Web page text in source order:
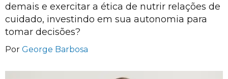
demais e exercitar a ética de nutrir relações de
cuidado, investindo em sua autonomia para
tomar decisões?
Por George Barbosa